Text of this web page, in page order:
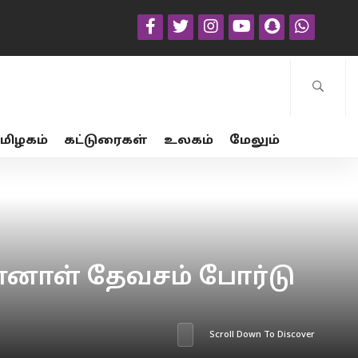
கட்டுரைகள் உலகம் மேலும்
தேவசம் போர்டு
Scroll Down To Discover